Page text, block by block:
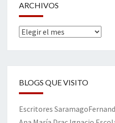
ARCHIVOS
Archivos
BLOGS QUE VISITO
Escritores Saramago